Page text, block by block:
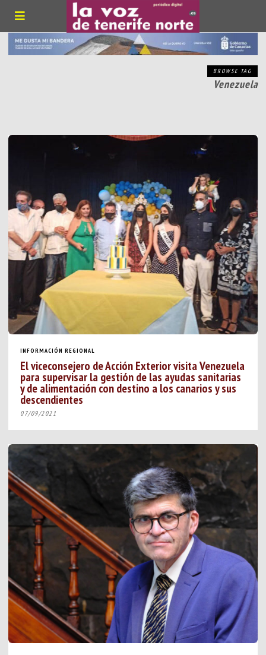
BROWSE TAG
Venezuela
INFORMACIÓN REGIONAL
El viceconsejero de Acción Exterior visita Venezuela
para supervisar la gestión de las ayudas sanitarias
y de alimentación con destino a los canarios y sus
descendientes
07/09/2021